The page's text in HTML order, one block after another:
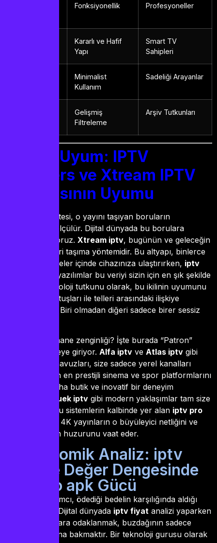
Fonksiyonellik
Profesyoneller
Kararlı ve Hafif
Yapı
Smart TV
Sahipleri
Minimalist
Kullanım
Sadeliği Arayanlar
Gelişmiş
Filtreleme
Arşiv Tutkunları
Teknik Uyum: IPTV
Smarters ve Xtream IPTV
Altyapısının Uyumu
Bir yayının kalitesi, o yayını taşıyan boruların
sağlamlığıyla ölçülür. Dijital dünyada bu borulara
“protokol” diyoruz. Xtream iptv, bugünün ve geleceğin
en güvenilir veri taşıma yöntemidir. Bu altyapı, binlerce
içeriği milisaniyeler içinde cihazınıza ulaştırırken, iptv
gibi yazılımlar bu veriyi sizin için en şık şekilde
sunar. Bir teknoloji tutkunu olarak, bu ikilinin uyumunu
bir piyanonun tuşları ile telleri arasındaki ilişkiye
benzetiyorum. Biri olmadan diğeri sadece birer sessiz
Peki ya kütüphane zenginliği? İşte burada “Patron”
kelimeler devreye giriyor. Alfa iptv ve Atlas iptv gibi
devasa içerik havuzları, size sadece yerel kanalları
değil, dünyanın en prestijli sinema ve spor platformlarını
sunar. Eğer daha butik ve inovatif bir deneyim
Guek iptv gibi modern yaklaşımlar tam size
göredir. Tüm bu sistemlerin kalbinde yer alan iptv pro
özellikleri, size 4K yayınların o büyüleyici netliğini ve
kesintisiz akışın huzurunu vaat eder.
2. Ekonomik Analiz: iptv
fiyat ve Değer Dengesinde
iptv pro apk Gücü
Her akıllı yatırımcı, ödediği bedelin karşılığında aldığı
değere bakar. Dijital dünyada iptv fiyat analizi yaparken
sadece rakamlara odaklanmak, buzdağının sadece
görünen kısmına bakmaktır. Bir teknoloji gurusu olarak